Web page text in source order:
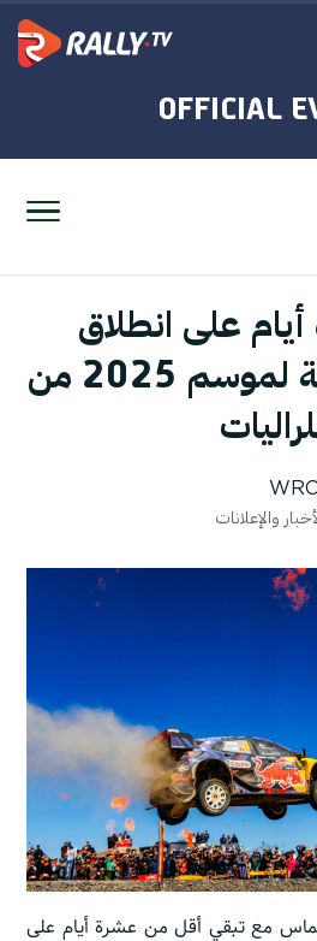
على انطلاق
الجولة الختامية لموسم 2025 من
والإعلانات
مع تبقي أقل من عشرة أيام على